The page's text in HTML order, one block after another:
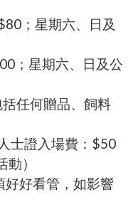
；星期六、日及
；星期六、日及公
任何贈品、飼料
士證入場費：$50
）
好看管，如影響